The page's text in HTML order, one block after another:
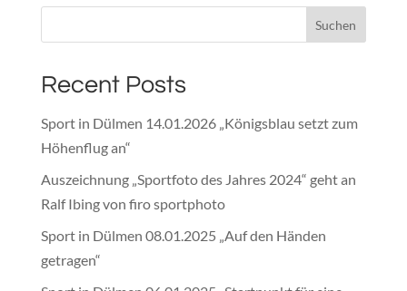
Recent Posts
Sport in Dülmen 14.01.2026 „Königsblau setzt zum
Höhenflug an“
Auszeichnung „Sportfoto des Jahres 2024“ geht an
Ralf Ibing von firo sportphoto
Sport in Dülmen 08.01.2025 „Auf den Händen
getragen“